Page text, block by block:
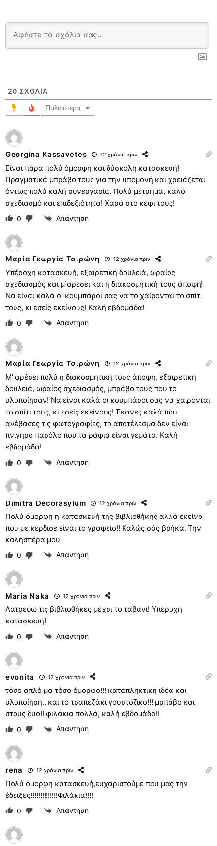
20 ΣΧΌΛΙΑ
Παλαιότερα
Georgina Kassavetes 12 χρόνια πριν
Είναι πάρα πολύ όμορφη και δύσκολη κατασκευή!
Πραγματικά μπράβο τους για την υπομονή και χρειάζεται
όντως πολύ καλή συνεργασία. Πολύ μέτρημα, καλό
σχεδιασμό και επιδεξιότητα! Χαρά στο κέφι τους!
0 Απάντηση
Μαρία Γεωργία Τσιρώνη 12 χρόνια πριν
Υπέροχη κατασκευή, εξαιρετική δουλειά, ωραίος
σχεδιασμός και μ΄αρέσει και η διακοσμητική τους άποψη!
Να είναι καλά οι κουμπάροι σας να το χαίρονται το σπίτι
τους, κι εσείς εκείνους! Καλή εβδομάδα!
0 Απάντηση
Μαρία Γεωργία Τσιρώνη 12 χρόνια πριν
Μ' αρέσει πολύ η διακοσμητική τους άποψη, εξαιρετική
δουλειά, ωραίος σχεδιασμός, μπράβο τους που το
υλοποίησαν! Να είναι καλά οι κουμπάροι σας να χαίρονται
το σπίτι τους, κι εσείς εκείνους! Έκανες καλά που
ανέβασες τις φωτογραφίες, το αποτέλεσμα δεν είναι
πνιγηρό παρόλο που τα ράφια είναι γεμάτα. Καλή
εβδομάδα!
0 Απάντηση
Dimitra Decorasylum 12 χρόνια πριν
Πολύ όμορφη η κατασκευή της βιβλιοθήκης αλλά εκείνο
που με κέρδισε είναι το γραφείο!! Καλώς σάς βρήκα. Την
καλησπέρα μου
0 Απάντηση
Maria Naka 12 χρόνια πριν
Λατρεύω τις βιβλιοθήκες μέχρι το ταβάνι! Υπέροχη
κατασκευή!
0 Απάντηση
evonita 12 χρόνια πριν
τόσο απλό μα τόσο όμορφο!!! καταπληκτική ιδέα και
υλοποίηση.. και το τραπεζάκι γουστόζικο!!! μρπάβο και
στους δυο!! φιλάκια πολλά, καλή εβδομάδα!!
0 Απάντηση
rena 12 χρόνια πριν
Πολύ όμορφη κατασκευή,ευχαριστούμε που μας την
έδειξες!!!!!!!!!!!!!!Φιλάκια!!!!
0 Απάντηση